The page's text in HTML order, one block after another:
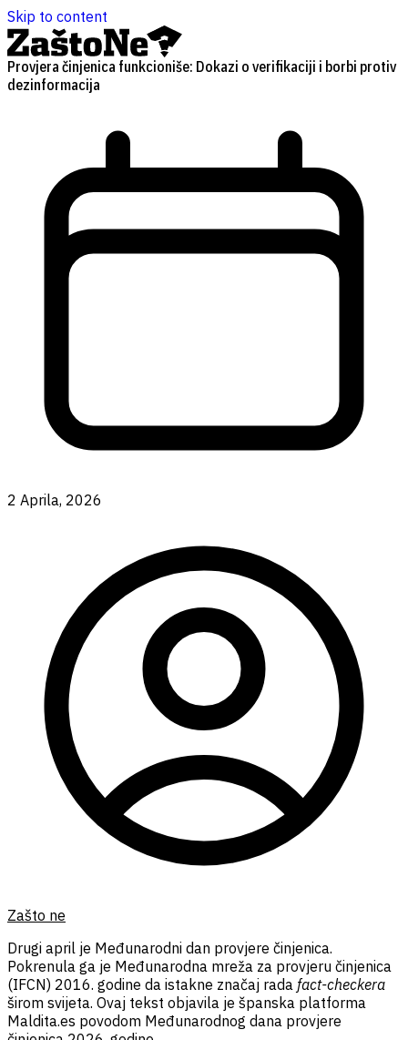
Skip to content
Provjera činjenica funkcioniše: Dokazi o verifikaciji i borbi protiv
dezinformacija
2 Aprila, 2026
Zašto ne
Drugi april je Međunarodni dan provjere činjenica.
Pokrenula ga je Međunarodna mreža za provjeru činjenica
(IFCN) 2016. godine da istakne značaj rada fact-checkera
širom svijeta. Ovaj tekst objavila je španska platforma
Maldita.es povodom Međunarodnog dana provjere